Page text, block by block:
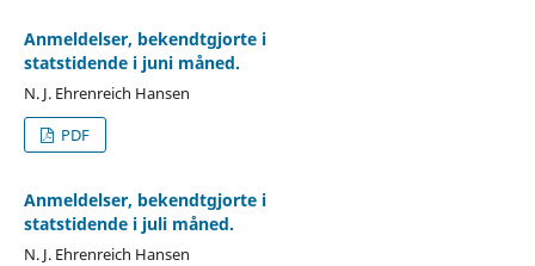
Anmeldelser, bekendtgjorte i
statstidende i juni måned.
N. J. Ehrenreich Hansen
PDF
Anmeldelser, bekendtgjorte i
statstidende i juli måned.
N. J. Ehrenreich Hansen